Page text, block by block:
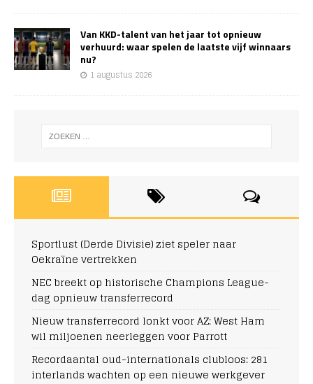
Van KKD-talent van het jaar tot opnieuw
verhuurd: waar spelen de laatste vijf winnaars
nu?
1 augustus 2026
Sportlust (Derde Divisie) ziet speler naar
Oekraïne vertrekken
NEC breekt op historische Champions League-
dag opnieuw transferrecord
Nieuw transferrecord lonkt voor AZ: West Ham
wil miljoenen neerleggen voor Parrott
Recordaantal oud-internationals clubloos: 281
interlands wachten op een nieuwe werkgever